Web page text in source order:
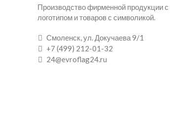
Производство фирменной продукции с
логотипом и товаров с символикой.
Смоленск, ул. Докучаева 9/1
+7 (499) 212-01-32
24@evroflag24.ru